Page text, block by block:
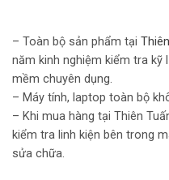
– Toàn bộ sản phẩm tại
năm kinh nghiệm kiểm tra kỹ
mềm chuyên dụng.
– Máy tính, laptop toàn bộ
– Khi mua hàng tại Thiên
kiểm tra linh kiện bên trong
sửa chữa.